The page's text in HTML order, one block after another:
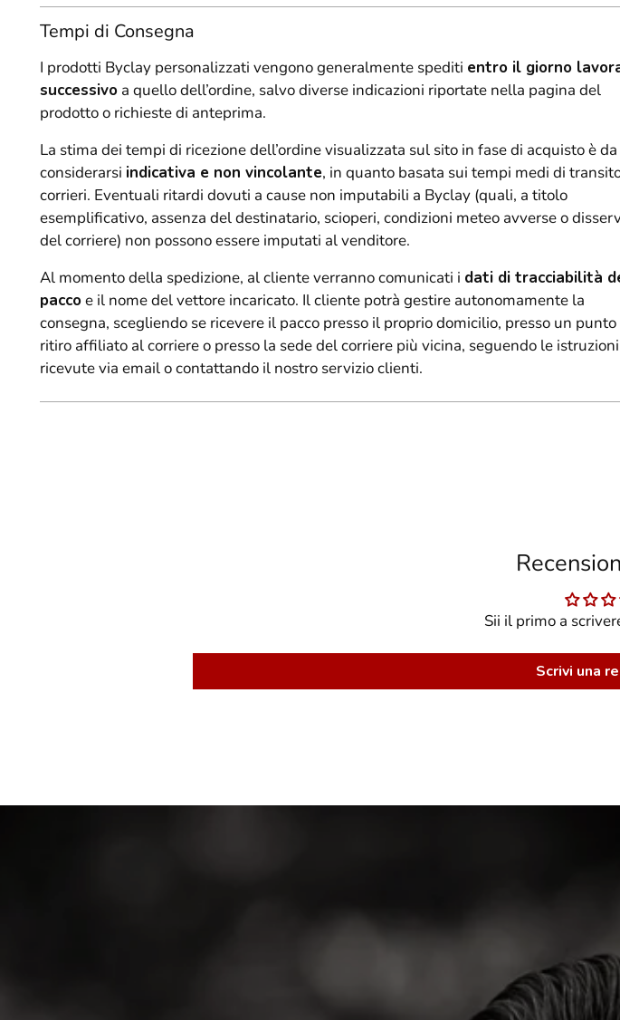
Tempi di Consegna
I prodotti Byclay personalizzati vengono generalmente spediti entro il giorno
successivo a quello dell’ordine, salvo diverse indicazioni riportate nella pagina del
prodotto o richieste di anteprima.
La stima dei tempi di ricezione dell’ordine visualizzata sul sito in fase di acquisto è da
considerarsi indicativa e non vincolante, in quanto basata sui tempi medi di
corrieri. Eventuali ritardi dovuti a cause non imputabili a Byclay (quali, a titolo
esemplificativo, assenza del destinatario, scioperi, condizioni meteo avverse o
del corriere) non possono essere imputati al venditore.
Al momento della spedizione, al cliente verranno comunicati i dati di tracciabilità
paccoe il nome del vettore incaricato. Il cliente potrà gestire autonomamente la
consegna, scegliendo se ricevere il pacco presso il proprio domicilio, presso un punto
ritiro affiliato al corriere o presso la sede del corriere più vicina, seguendo le istruzioni
ricevute via email o contattando il nostro servizio clienti.
Sii il primo a
Scrivi una